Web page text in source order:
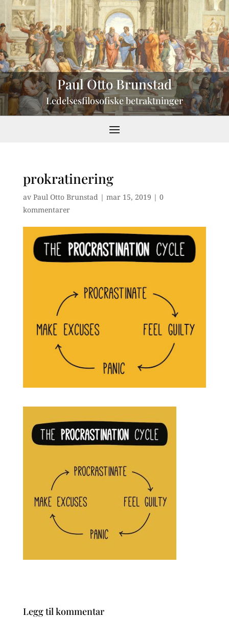
Paul Otto Brunstad
Ledelsesfilosofiske betraktninger
prokratinering
av Paul Otto Brunstad| mar 15, 2019 | 0
kommentarer
Legg til kommentar